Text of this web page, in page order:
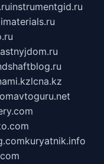
instrumentgid.ru
lcna.kz
avtoguru.net
kuryatnik.info